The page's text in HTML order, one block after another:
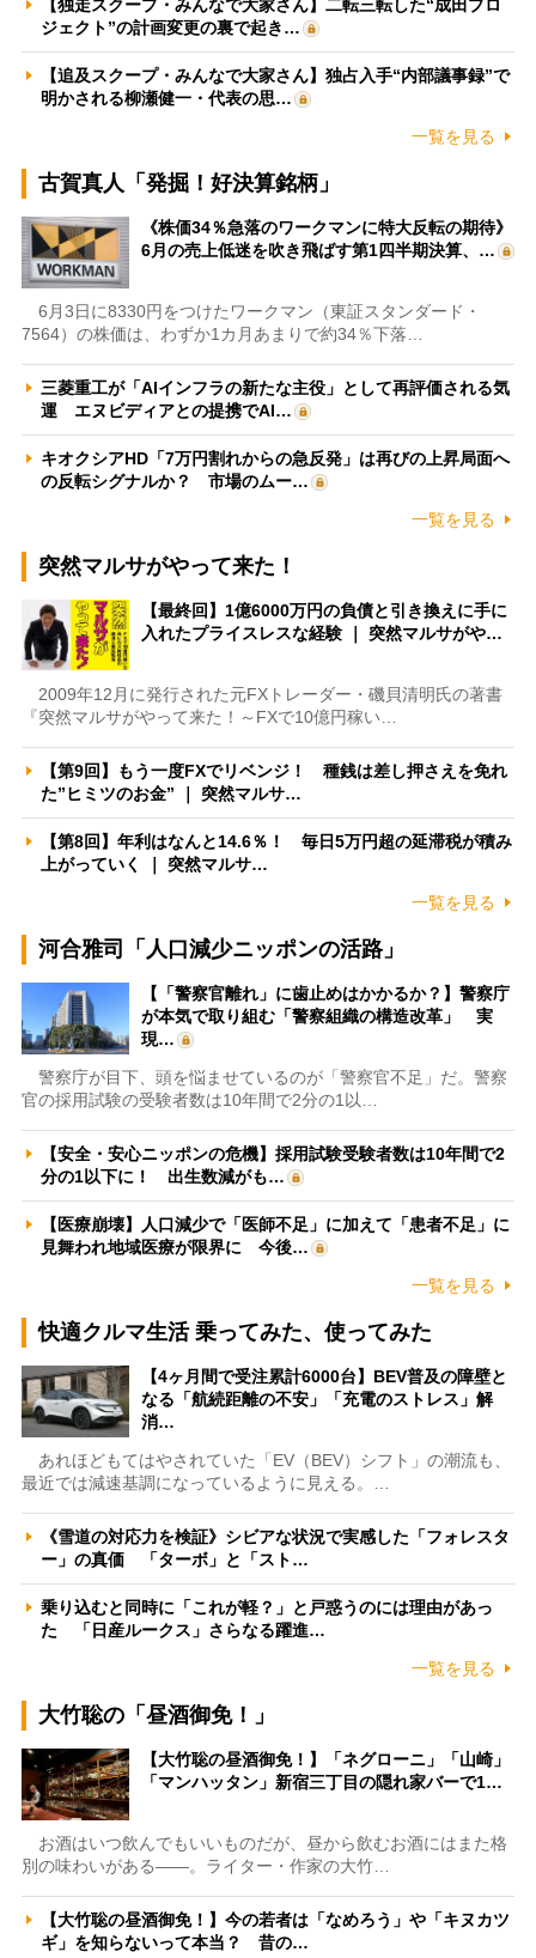
【独走スクープ・みんなで大家さん】二転三転した“成田プロ
ジェクト”の計画変更の裏で起き…
【追及スクープ・みんなで大家さん】独占入手“内部議事録”で
明かされる柳瀬健一・代表の思…
一覧を見る
古賀真人「発掘！好決算銘柄」
《株価34％急落のワークマンに特大反転の期待》
6月の売上低迷を吹き飛ばす第1四半期決算、…
6月3日に8330円をつけたワークマン（東証スタンダード・
7564）の株価は、わずか1カ月あまりで約34％下落…
三菱重工が「AIインフラの新たな主役」として再評価される気
運 エヌビディアとの提携でAI…
キオクシアHD「7万円割れからの急反発」は再びの上昇局面へ
の反転シグナルか？ 市場のムー…
一覧を見る
突然マルサがやって来た！
【最終回】1億6000万円の負債と引き換えに手に
入れたプライスレスな経験 ｜ 突然マルサがや…
2009年12月に発行された元FXトレーダー・磯貝清明氏の著書
『突然マルサがやって来た！～FXで10億円稼い…
【第9回】もう一度FXでリベンジ！ 種銭は差し押さえを免れ
た”ヒミツのお金” ｜ 突然マルサ…
【第8回】年利はなんと14.6％！ 毎日5万円超の延滞税が積み
上がっていく ｜ 突然マルサ…
一覧を見る
河合雅司「人口減少ニッポンの活路」
【「警察官離れ」に歯止めはかかるか？】警察庁
が本気で取り組む「警察組織の構造改革」 実
現…
警察庁が目下、頭を悩ませているのが「警察官不足」だ。警察
官の採用試験の受験者数は10年間で2分の1以…
【安全・安心ニッポンの危機】採用試験受験者数は10年間で2
分の1以下に！ 出生数減がも…
【医療崩壊】人口減少で「医師不足」に加えて「患者不足」に
見舞われ地域医療が限界に 今後…
一覧を見る
快適クルマ生活 乗ってみた、使ってみた
【4ヶ月間で受注累計6000台】BEV普及の障壁と
なる「航続距離の不安」「充電のストレス」解
消…
あれほどもてはやされていた「EV（BEV）シフト」の潮流も、
最近では減速基調になっているように見える。…
《雪道の対応力を検証》シビアな状況で実感した「フォレスタ
ー」の真価 「ターボ」と「スト…
乗り込むと同時に「これが軽？」と戸惑うのには理由があっ
た 「日産ルークス」さらなる躍進…
一覧を見る
大竹聡の「昼酒御免！」
【大竹聡の昼酒御免！】「ネグローニ」「山崎」
「マンハッタン」新宿三丁目の隠れ家バーで1…
お酒はいつ飲んでもいいものだが、昼から飲むお酒にはまた格
別の味わいがある――。ライター・作家の大竹…
【大竹聡の昼酒御免！】今の若者は「なめろう」や「キヌカツ
ギ」を知らないって本当？ 昔の…